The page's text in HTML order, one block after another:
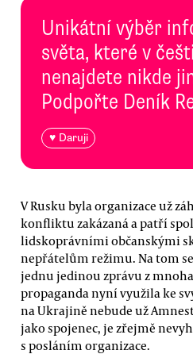
Unikátní výběr
světa, které v
nenajdete nikde
Podpořte Deník
♥ Daruji
V Rusku byla organizace už
konfliktu zakázaná a patří
lidskoprávními občanskými
nepřátelům režimu. Na tom
jednu jedinou zprávu z
propaganda nyní využila ke
na Ukrajině nebude už
jako spojenec, je zřejmě
s posláním organizace.